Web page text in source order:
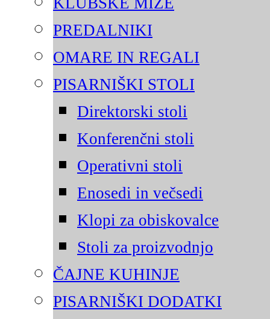
PREDALNIKI
OMARE IN REGALI
PISARNIŠKI STOLI
Direktorski stoli
Konferenčni stoli
Operativni stoli
Enosedi in večsedi
Klopi za obiskovalce
Stoli za proizvodnjo
ČAJNE KUHINJE
PISARNIŠKI DODATKI